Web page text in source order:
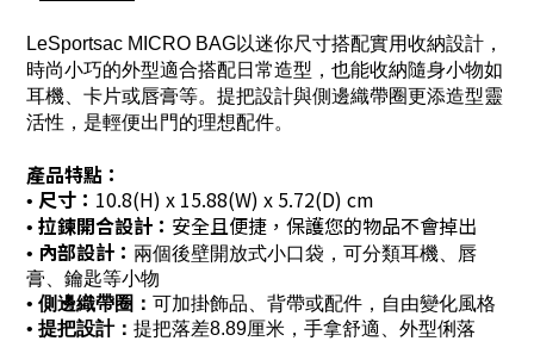
LeSportsac MICRO BAG以迷你尺寸搭配實用收納設計，
時尚小巧的外型適合搭配日常造型，也能收納隨身小物如
耳機、卡片或唇膏等。提把設計與側邊織帶圈更添造型靈
活性，是輕便出門的理想配件。
產品特點：
• 尺寸： 10.8(H) x 15.88(W) x 5.72(D) cm
• 拉鍊開合設計 ： 安全且便捷，保護您的物品不會掉出
• 內部設計： 兩個後壁開放式小口袋，可分類耳機、唇
膏、鑰匙等小物
• 側邊織帶圈： 可加掛飾品、背帶或配件，自由變化風格
• 提把設計： 提把落差8.89厘米，手拿舒適、外型俐落